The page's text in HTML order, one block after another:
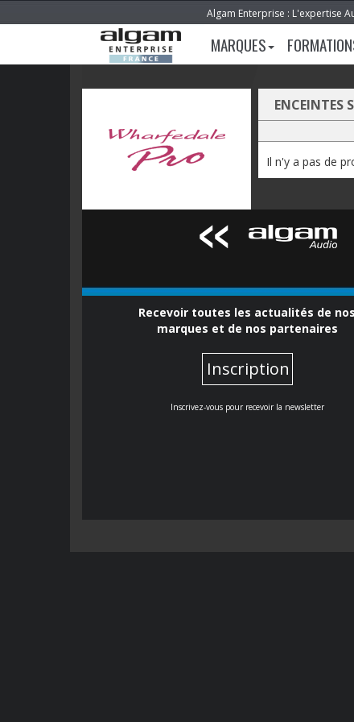
Algam Enterprise : L'expertise
MARQUES
ENCEINTES
Il n'y a pas de
Recevoir toutes les actualités de nos
marques et de nos partenaires
Inscription
Inscrivez-vous pour recevoir la newsletter